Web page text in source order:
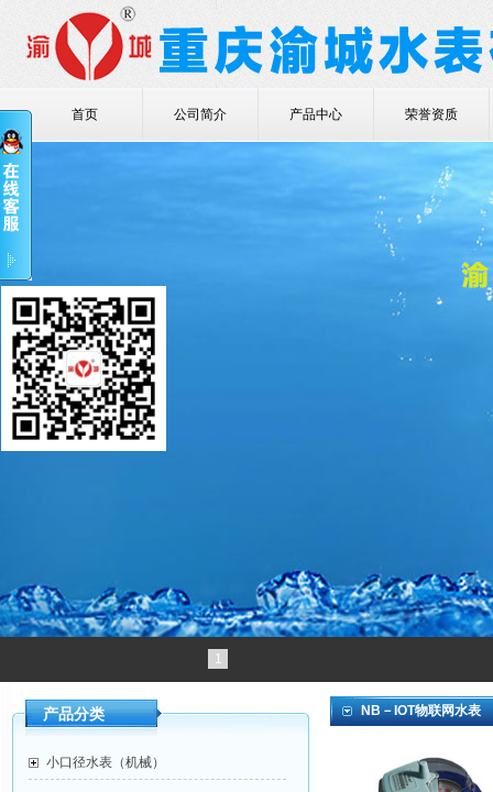
首页 公司简介 产品中心 荣誉资质
1
产品分类
小口径水表（机械）
NB－IOT物联网水表